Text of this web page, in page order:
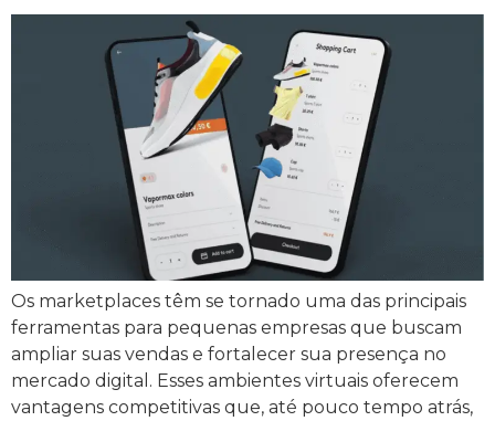
Os marketplaces têm se tornado uma das principais
ferramentas para pequenas empresas que buscam
ampliar suas vendas e fortalecer sua presença no
mercado digital. Esses ambientes virtuais oferecem
vantagens competitivas que, até pouco tempo atrás,